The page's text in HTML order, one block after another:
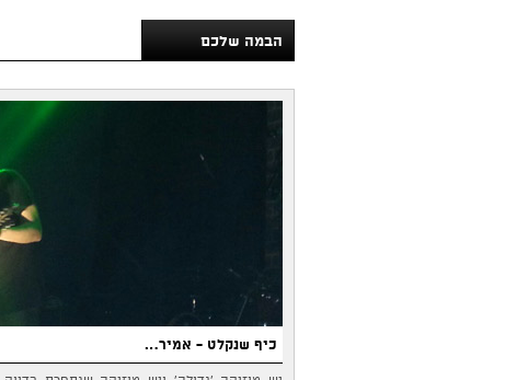
הבמה שלכם
כיף שנקלט - אמיר…